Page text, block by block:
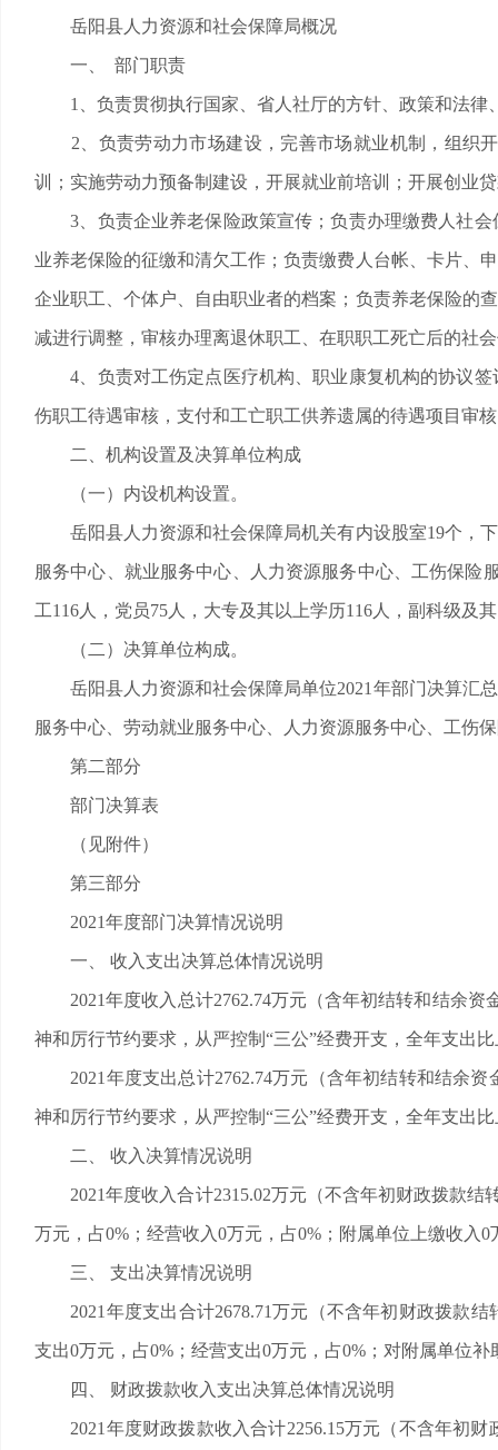
岳阳县人力资源和社会保障局概况
一、 部门职责
1、负责贯彻执行国家、省人社厅的方针、政策和法律
2、负责劳动力市场建设，完善市场就业机制，组织开
训；实施劳动力预备制建设，开展就业前培训；开展创业
3、负责企业养老保险政策宣传；负责办理缴费人社会
业养老保险的征缴和清欠工作；负责缴费人台帐、卡片、
企业职工、个体户、自由职业者的档案；负责养老保险的
减进行调整，审核办理离退休职工、在职职工死亡后的社
4、负责对工伤定点医疗机构、职业康复机构的协议签
伤职工待遇审核，支付和工亡职工供养遗属的待遇项目审
二、机构设置及决算单位构成
（一）内设机构设置。
岳阳县人力资源和社会保障局机关有内设股室19个，下
服务中心、就业服务中心、人力资源服务中心、工伤保险
工116人，党员75人，大专及其以上学历116人，副科级及
（二）决算单位构成。
岳阳县人力资源和社会保障局单位2021年部门决算汇总
服务中心、劳动就业服务中心、人力资源服务中心、工伤
第二部分
部门决算表
（见附件）
第三部分
2021年度部门决算情况说明
一、 收入支出决算总体情况说明
2021年度收入总计2762.74万元（含年初结转和结余资
神和厉行节约要求，从严控制“三公”经费开支，全年支出
2021年度支出总计2762.74万元（含年初结转和结余资
神和厉行节约要求，从严控制“三公”经费开支，全年支出
二、 收入决算情况说明
2021年度收入合计2315.02万元（不含年初财政拨款结
万元，占0%；经营收入0万元，占0%；附属单位上缴收入
三、 支出决算情况说明
2021年度支出合计2678.71万元（不含年初财政拨款结
支出0万元，占0%；经营支出0万元，占0%；对附属单位补
四、 财政拨款收入支出决算总体情况说明
2021年度财政拨款收入合计2256.15万元（不含年初财